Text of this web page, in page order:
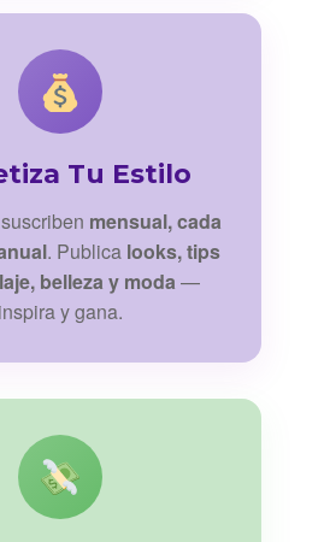
Tu Estilo
mensual, cada
. Publica looks, tips
belleza y moda—
inspira y gana.